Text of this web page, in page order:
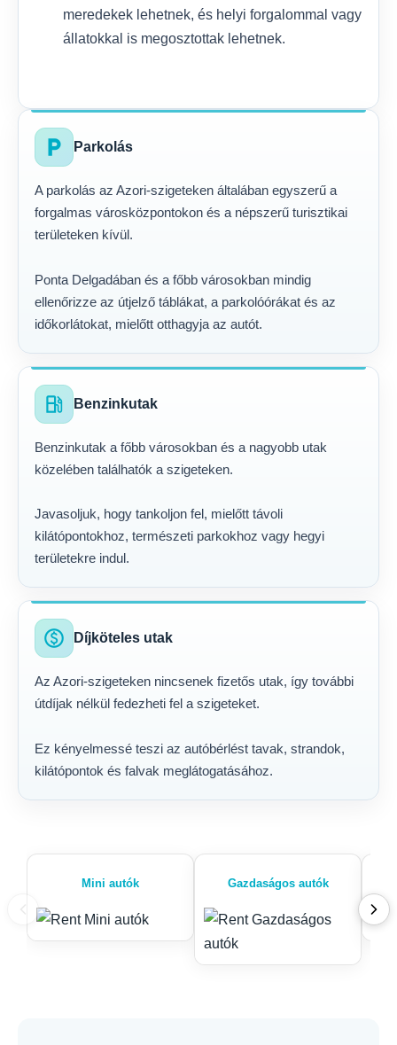
meredekek lehetnek, és helyi forgalommal vagy
állatokkal is megosztottak lehetnek.
local_parking Parkolás
A parkolás az Azori-szigeteken általában egyszerű a
forgalmas városközpontokon és a népszerű turisztikai
területeken kívül.
Ponta Delgadában és a főbb városokban mindig
ellenőrizze az útjelző táblákat, a parkolóórákat és az
időkorlátokat, mielőtt otthagyja az autót.
local_gas_station Benzinkutak
Benzinkutak a főbb városokban és a nagyobb utak
közelében találhatók a szigeteken.
Javasoljuk, hogy tankoljon fel, mielőtt távoli
kilátópontokhoz, természeti parkokhoz vagy hegyi
területekre indul.
paid Díjköteles utak
Az Azori-szigeteken nincsenek fizetős utak, így további
útdíjak nélkül fedezheti fel a szigeteket.
Ez kényelmessé teszi az autóbérlést tavak, strandok,
kilátópontok és falvak meglátogatásához.
Mini autók Gazdaságos autók